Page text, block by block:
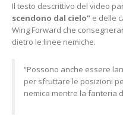
Il testo descrittivo del video
scendono dal cielo” e delle
Wing Forward che
dietro le linee nemiche.
“Possono anche essere
per sfruttare le posizioni
nemica mentre la fanteria